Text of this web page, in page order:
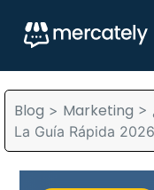
Blog > Marketing >
La Guía Rápida 2026